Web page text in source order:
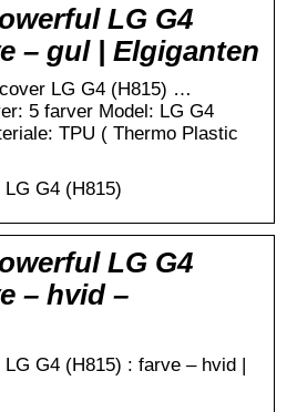
LG G4
– gul | Elgiganten
LG G4 (H815) …
5 farver Model: LG G4
TPU ( Thermo Plastic
G4 (H815)
LG G4
– hvid –
G4 (H815) : farve – hvid |